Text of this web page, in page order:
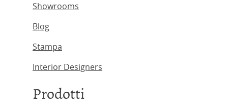
Showrooms
Blog
Stampa
Interior Designers
Prodotti